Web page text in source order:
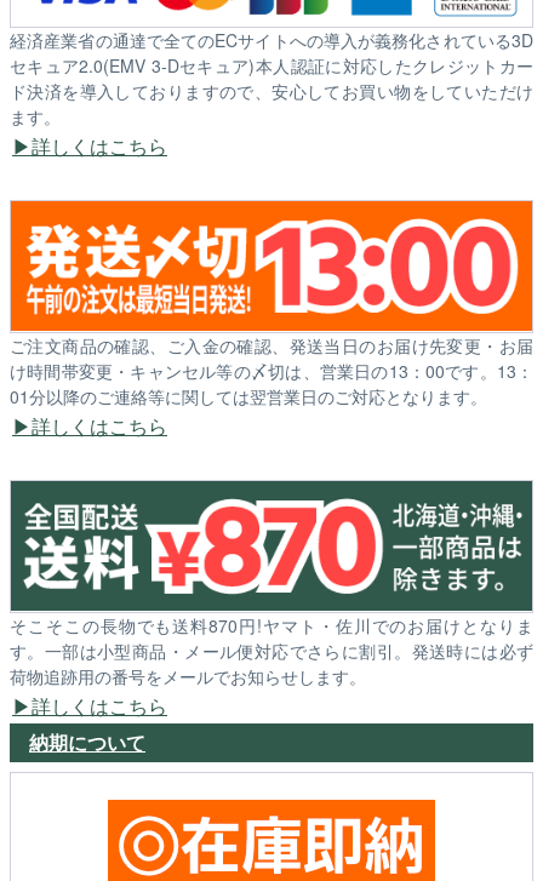
経済産業省の通達で全てのECサイトへの導入が義務化されている3D
セキュア2.0(EMV 3-Dセキュア)本人認証に対応したクレジットカー
ド決済を導入しておりますので、安心してお買い物をしていただけ
ます。
詳しくはこちら
ご注文商品の確認、ご入金の確認、発送当日のお届け先変更・お届
け時間帯変更・キャンセル等の〆切は、営業日の13：00です。13：
01分以降のご連絡等に関しては翌営業日のご対応となります。
詳しくはこちら
そこそこの長物でも送料870円!ヤマト・佐川でのお届けとなりま
す。一部は小型商品・メール便対応でさらに割引。発送時には必ず
荷物追跡用の番号をメールでお知らせします。
詳しくはこちら
納期について